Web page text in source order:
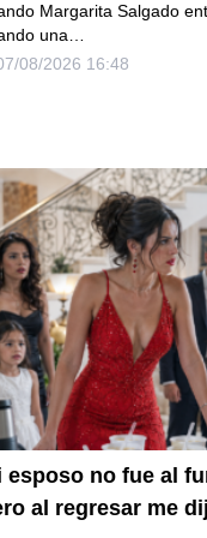
estaba a
Margarita Salgado
una…
08/2026 16:48
esposo no fue al
al regresar me